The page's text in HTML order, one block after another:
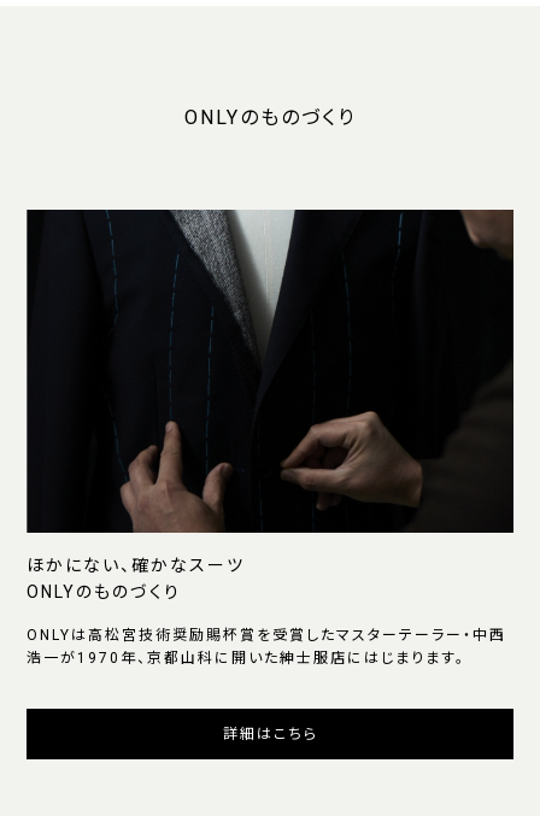
ONLYのものづくり
ほかにない、確かなスーツ
ONLYのものづくり
ONLYは高松宮技術奨励賜杯賞を受賞したマスターテーラー・中西
浩一が1970年、京都山科に開いた紳士服店にはじまります。
詳細はこちら